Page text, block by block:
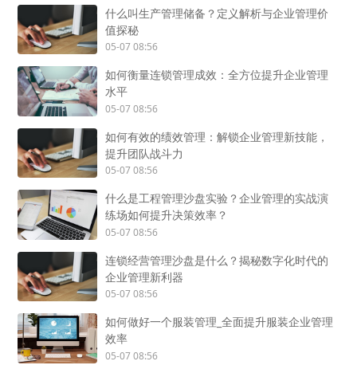
什么叫生产管理储备？定义解析与企业管理价
值探秘
05-07 08:56
如何衡量连锁管理成效：全方位提升企业管理
水平
05-07 08:56
如何有效的绩效管理：解锁企业管理新技能，
提升团队战斗力
05-07 08:56
什么是工程管理沙盘实验？企业管理的实战演
练场如何提升决策效率？
05-07 08:56
连锁经营管理沙盘是什么？揭秘数字化时代的
企业管理新利器
05-07 08:56
如何做好一个服装管理_全面提升服装企业管理
效率
05-07 08:56